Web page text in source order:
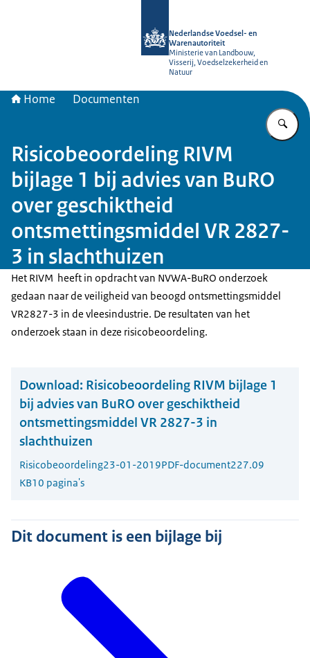
Nederlandse Voedsel- en
Warenautoriteit
Ministerie van Landbouw,
Visserij, Voedselzekerheid en
Natuur
Home Documenten
Risicobeoordeling RIVM
bijlage 1 bij advies van BuRO
over geschiktheid
ontsmettingsmiddel VR 2827-
3 in slachthuizen
Het RIVM heeft in opdracht van NVWA-BuRO onderzoek
gedaan naar de veiligheid van beoogd ontsmettingsmiddel
VR2827-3 in de vleesindustrie. De resultaten van het
onderzoek staan in deze risicobeoordeling.
Download: Risicobeoordeling RIVM bijlage 1
bij advies van BuRO over geschiktheid
ontsmettingsmiddel VR 2827-3 in
slachthuizen
Risicobeoordeling23-01-2019PDF-document227.09
KB10 pagina's
Dit document is een bijlage bij